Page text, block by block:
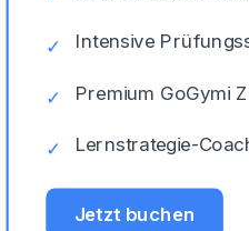
✓ Intensive
✓ Premium GoGymi
✓ Lernstrategie-
Jetzt buchen